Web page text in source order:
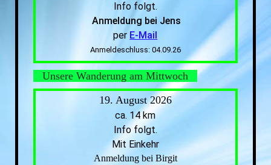
Info folgt.
Anmeldung bei Jens
per E-Mail
Anmeldeschluss: 04.09.26
Unsere Wanderung am Mittwoch
19. August 2026
ca. 14 km
Info folgt.
Mit Einkehr
Anmeldung bei Birgit